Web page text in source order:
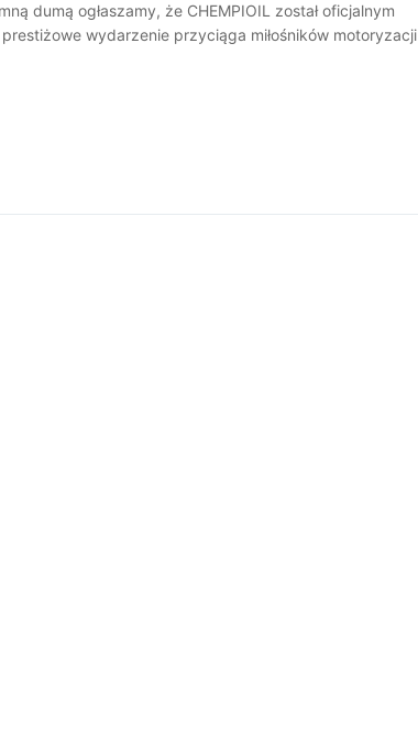
dumą ogłaszamy, że CHEMPIOIL został oficjalnym
wydarzenie przyciąga miłośników motoryzacji